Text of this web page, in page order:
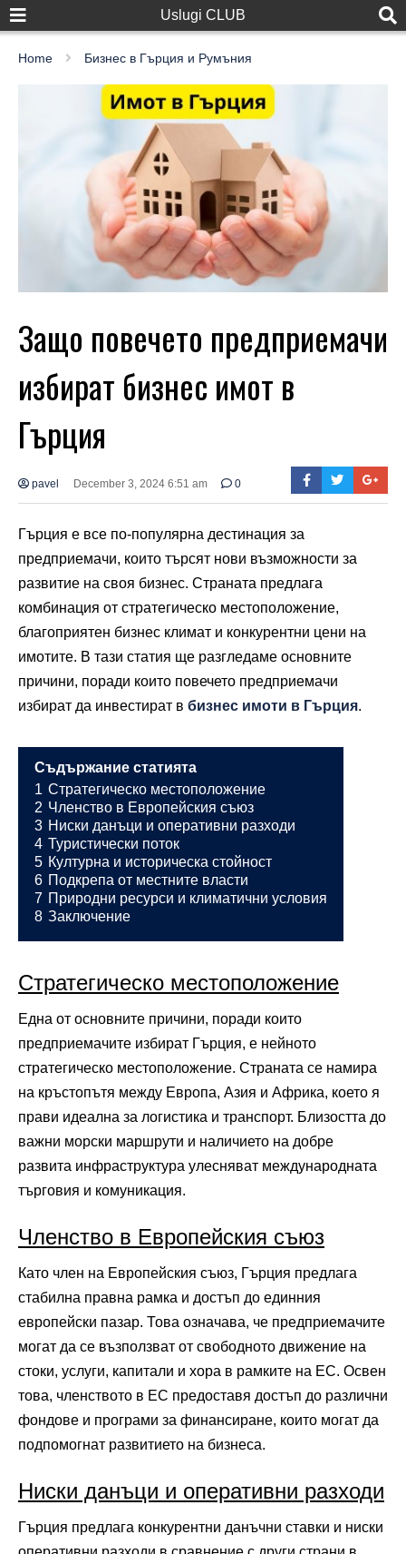
Uslugi CLUB
Home Бизнес в Гърция и Румъния
Защо повечето предприемачи
избират бизнес имот в
Гърция
pavel December 3, 2024 6:51 am 0
Гърция е все по-популярна дестинация за
предприемачи, които търсят нови възможности за
развитие на своя бизнес. Страната предлага
комбинация от стратегическо местоположение,
благоприятен бизнес климат и конкурентни цени на
имотите. В тази статия ще разгледаме основните
причини, поради които повечето предприемачи
избират да инвестират в бизнес имоти в Гърция.
Съдържание статията
1 Стратегическо местоположение
2 Членство в Европейския съюз
3 Ниски данъци и оперативни разходи
4 Туристически поток
5 Културна и историческа стойност
6 Подкрепа от местните власти
7 Природни ресурси и климатични условия
8 Заключение
Стратегическо местоположение
Една от основните причини, поради които
предприемачите избират Гърция, е нейното
стратегическо местоположение. Страната се намира
на кръстопътя между Европа, Азия и Африка, което я
прави идеална за логистика и транспорт. Близостта до
важни морски маршрути и наличието на добре
развита инфраструктура улесняват международната
търговия и комуникация.
Членство в Европейския съюз
Като член на Европейския съюз, Гърция предлага
стабилна правна рамка и достъп до единния
европейски пазар. Това означава, че предприемачите
могат да се възползват от свободното движение на
стоки, услуги, капитали и хора в рамките на ЕС. Освен
това, членството в ЕС предоставя достъп до различни
фондове и програми за финансиране, които могат да
подпомогнат развитието на бизнеса.
Ниски данъци и оперативни разходи
Гърция предлага конкурентни данъчни ставки и ниски